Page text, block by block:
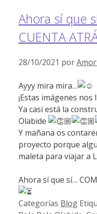
Ahora sí que
CUENTA
28/10/2021 por
Ayyy mira mira…
¡Estas imágenes
Ya casi está la
Olabide
Y mañana os
proyecto porque
maleta para viajar a
Ahora sí que sí…
Categorías Blog